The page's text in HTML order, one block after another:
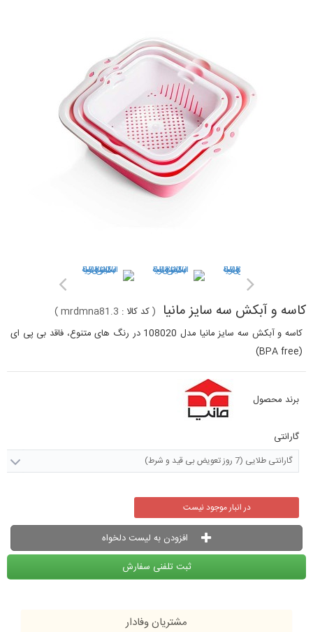
کاسه و آبکش سه سایز مانیا (کد کالا : mrdmna81.3
)
کاسه و آبکش سه سایز مانیا مدل 108020 در رنگ های متنوع
، فاقد بی پی ای
(BPA free)
برند محصول
گارانتی
گارانتی طلایی (7 روز تعویض بی قید و شرط)
در انبار موجود نیست
افزودن به لیست دلخواه
ثبت تلفنی سفارش
مشتریان وفادار